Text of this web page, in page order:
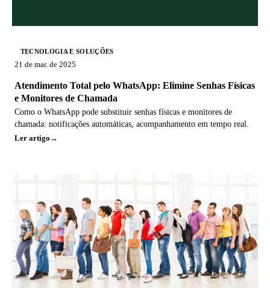
TECNOLOGIA E SOLUÇÕES
21 de mar. de 2025
Atendimento Total pelo WhatsApp: Elimine Senhas Físicas
e Monitores de Chamada
Como o WhatsApp pode substituir senhas físicas e monitores de
chamada: notificações automáticas, acompanhamento em tempo real.
Ler artigo